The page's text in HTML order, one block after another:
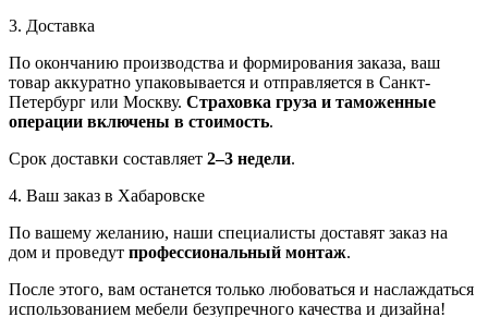
3. Доставка
По окончанию производства и формирования заказа, ваш
товар аккуратно упаковывается и отправляется в Санкт-
Петербург или Москву. Страховка груза и таможенные
операции включены в стоимость.
Срок доставки составляет 2–3 недели.
4. Ваш заказ в Хабаровске
По вашему желанию, наши специалисты доставят заказ на
дом и проведут профессиональный монтаж.
После этого, вам останется только любоваться и наслаждаться
использованием мебели безупречного качества и дизайна!